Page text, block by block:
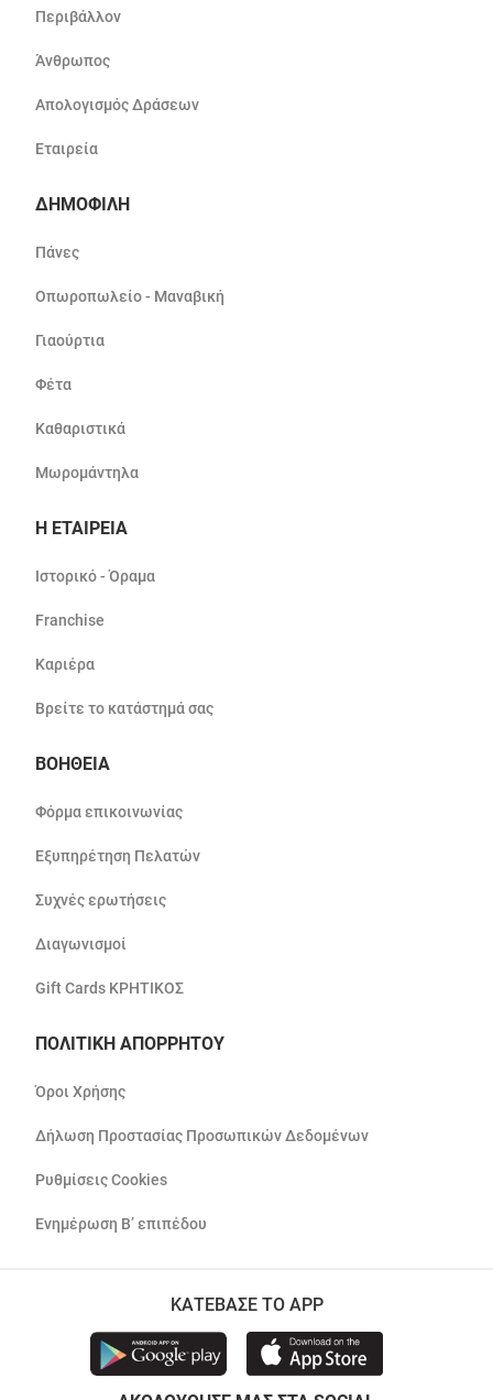
Περιβάλλον
Άνθρωπος
Απολογισμός Δράσεων
Εταιρεία
ΔΗΜΟΦΙΛΗ
Πάνες
Οπωροπωλείο - Μαναβική
Γιαούρτια
Φέτα
Καθαριστικά
Μωρομάντηλα
Η ΕΤΑΙΡΕΙΑ
Ιστορικό - Όραμα
Franchise
Καριέρα
Βρείτε το κατάστημά σας
ΒΟΗΘΕΙΑ
Φόρμα επικοινωνίας
Εξυπηρέτηση Πελατών
Συχνές ερωτήσεις
Διαγωνισμοί
Gift Cards ΚΡΗΤΙΚΟΣ
ΠΟΛΙΤΙΚΗ ΑΠΟΡΡΗΤΟΥ
Όροι Χρήσης
Δήλωση Προστασίας Προσωπικών Δεδομένων
Ρυθμίσεις Cookies
Ενημέρωση Β’ επιπέδου
ΚΑΤΕΒΑΣΕ ΤΟ APP